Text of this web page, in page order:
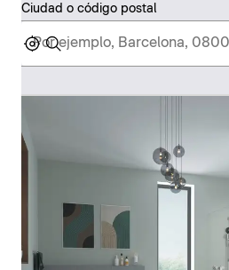
Ciudad o código postal